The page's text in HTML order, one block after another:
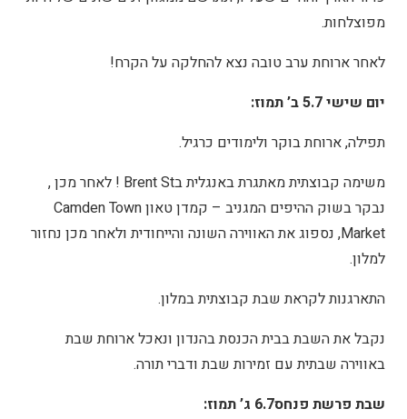
מפוצלחות.
לאחר ארוחת ערב טובה נצא להחלקה על הקרח!
יום שישי 5.7 ב’ תמוז:
תפילה, ארוחת בוקר ולימודים כרגיל.
משימה קבוצתית מאתגרת באנגלית בBrent St ! לאחר מכן ,
נבקר בשוק ההיפים המגניב – קמדן טאון Camden Town
Market, נספוג את האווירה השונה והייחודית ולאחר מכן נחזור
למלון.
התארגנות לקראת שבת קבוצתית במלון.
נקבל את השבת בבית הכנסת בהנדון ונאכל ארוחת שבת
באווירה שבתית עם זמירות שבת ודברי תורה.
שבת פרשת פנחס6.7 ג’ תמוז: